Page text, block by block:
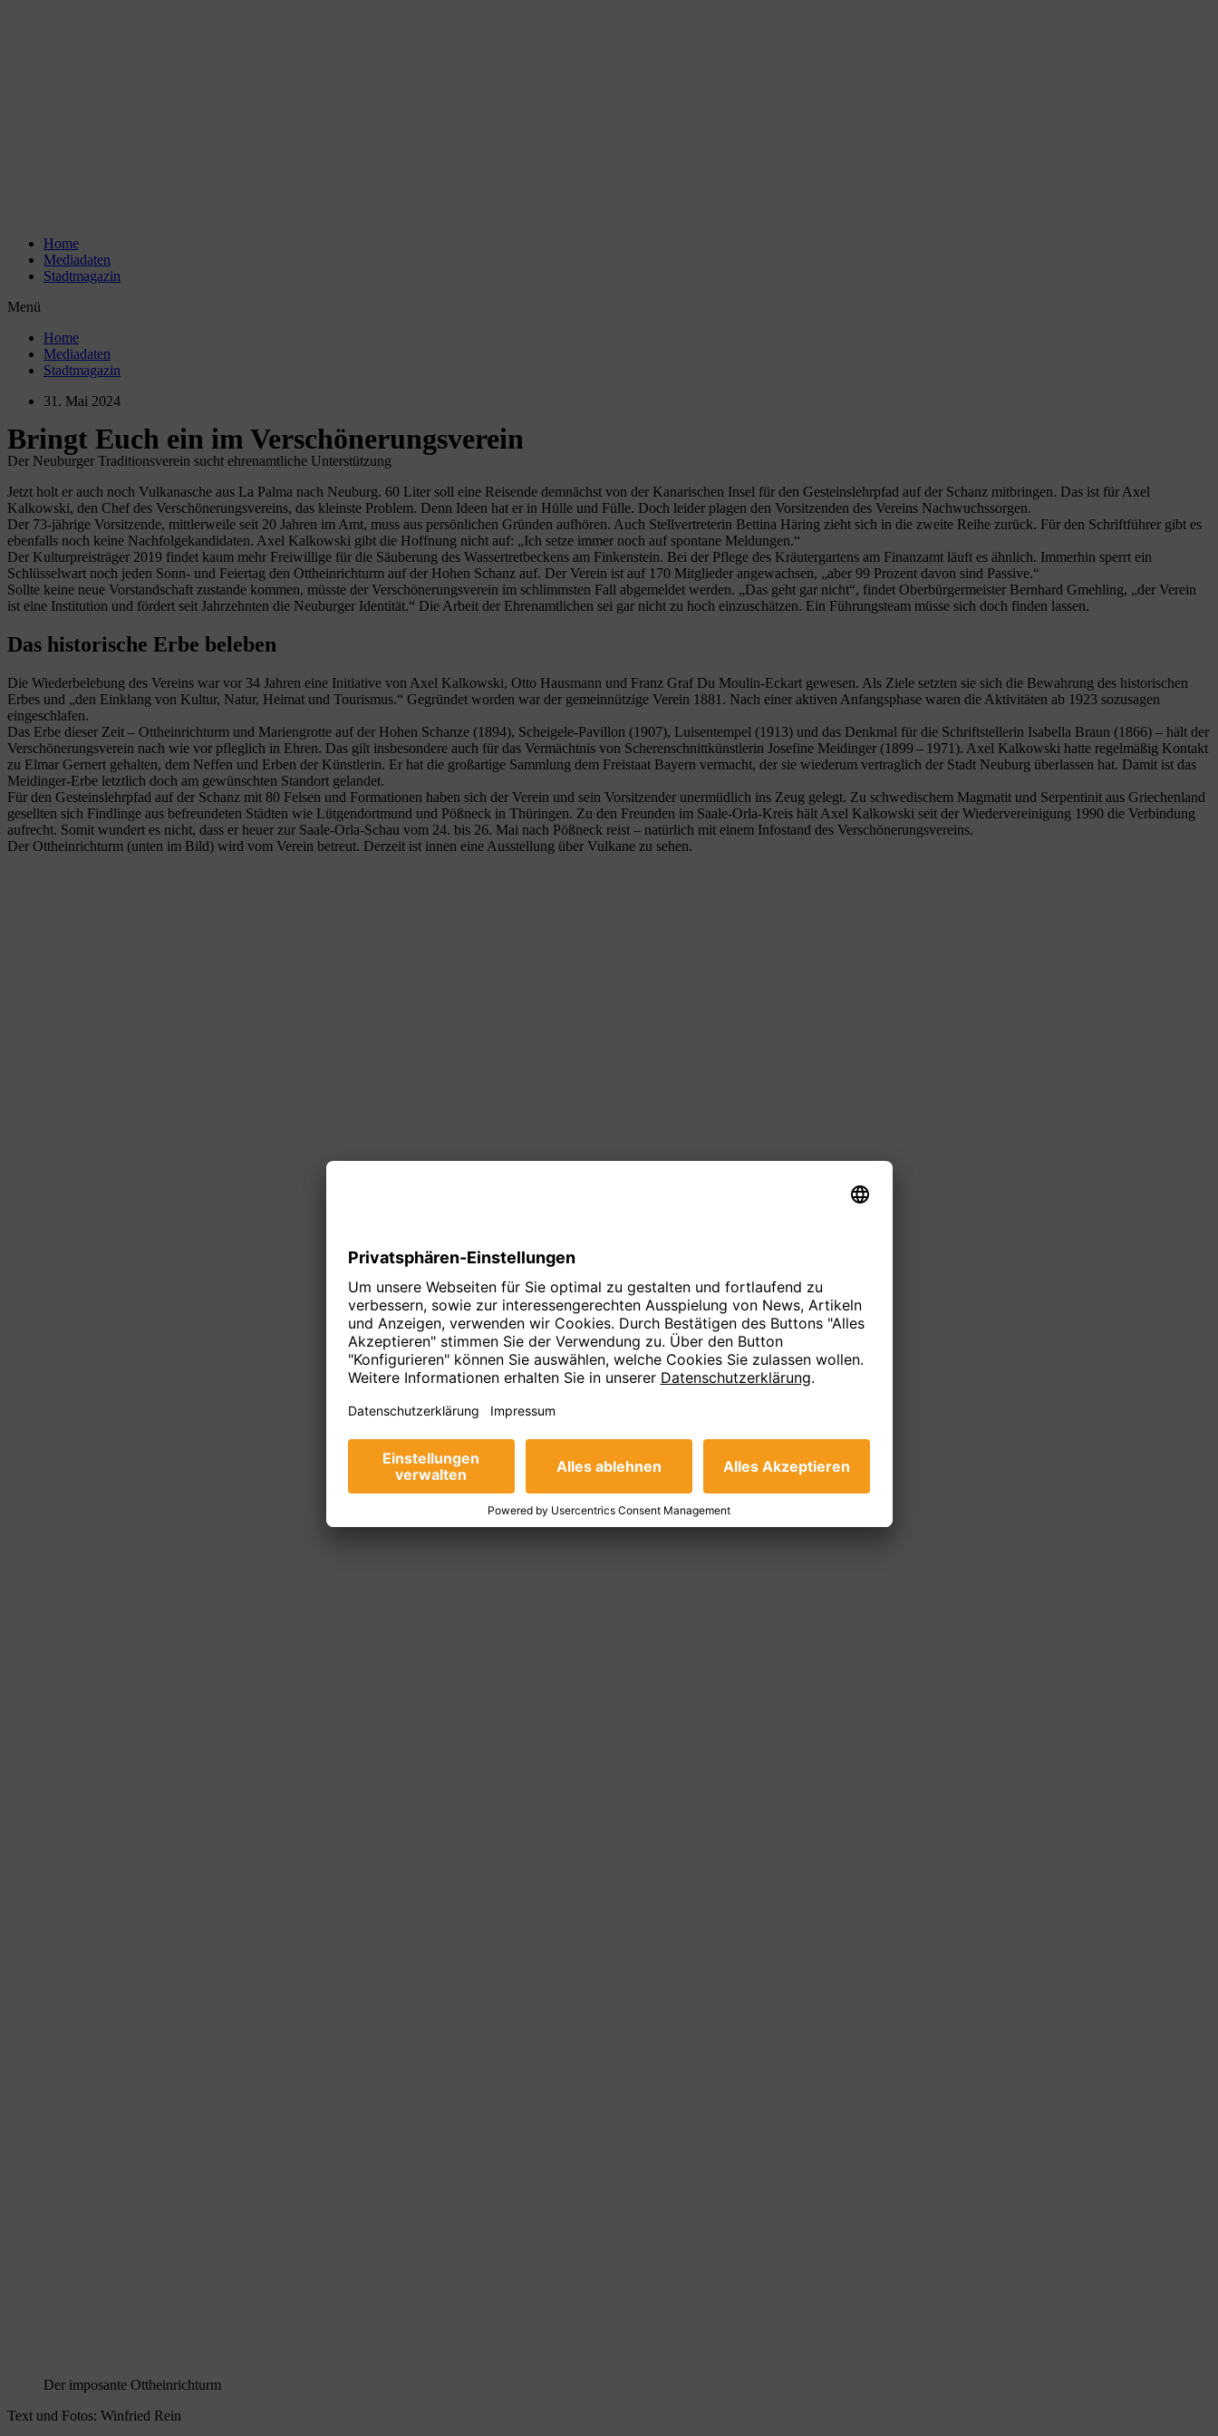
Home
Mediadaten
Stadtmagazin
Menü
Home
Mediadaten
Stadtmagazin
31. Mai 2024
Bringt Euch ein im Verschönerungsverein
Der Neuburger Traditionsverein sucht ehrenamtliche Unterstützung
Jetzt holt er auch noch Vulkanasche aus La Palma nach Neuburg. 60 Liter soll eine Reisende demnächst von der Kanarischen Insel für den Gesteinslehrpfad auf der Schanz mitbringen. Das ist für Axel
Kalkowski, den Chef des Verschönerungsvereins, das kleinste Problem. Denn Ideen hat er in Hülle und Fülle. Doch leider plagen den Vorsitzenden des Vereins Nachwuchssorgen.
Der 73-jährige Vorsitzende, mittlerweile seit 20 Jahren im Amt, muss aus persönlichen Gründen aufhören. Auch Stellvertreterin Bettina Häring zieht sich in die zweite Reihe zurück. Für den Schriftführer gibt es
ebenfalls noch keine Nachfolgekandidaten. Axel Kalkowski gibt die Hoffnung nicht auf: „Ich setze immer noch auf spontane Meldungen.“
Der Kulturpreisträger 2019 findet kaum mehr Freiwillige für die Säuberung des Wassertretbeckens am Finkenstein. Bei der Pflege des Kräutergartens am Finanzamt läuft es ähnlich. Immerhin sperrt ein
Schlüsselwart noch jeden Sonn- und Feiertag den Ottheinrichturm auf der Hohen Schanz auf. Der Verein ist auf 170 Mitglieder angewachsen, „aber 99 Prozent davon sind Passive.“
Sollte keine neue Vorstandschaft zustande kommen, müsste der Verschönerungsverein im schlimmsten Fall abgemeldet werden. „Das geht gar nicht“, findet Oberbürgermeister Bernhard Gmehling, „der Verein
ist eine Institution und fördert seit Jahrzehnten die Neuburger Identität.“ Die Arbeit der Ehrenamtlichen sei gar nicht zu hoch einzuschätzen. Ein Führungsteam müsse sich doch finden lassen.
Das historische Erbe beleben
Die Wiederbelebung des Vereins war vor 34 Jahren eine Initiative von Axel Kalkowski, Otto Hausmann und Franz Graf Du Moulin-Eckart gewesen. Als Ziele setzten sie sich die Bewahrung des historischen
Erbes und „den Einklang von Kultur, Natur, Heimat und Tourismus.“ Gegründet worden war der gemeinnützige Verein 1881. Nach einer aktiven Anfangsphase waren die Aktivitäten ab 1923 sozusagen
eingeschlafen.
Das Erbe dieser Zeit – Ottheinrichturm und Mariengrotte auf der Hohen Schanze (1894), Scheigele-Pavillon (1907), Luisentempel (1913) und das Denkmal für die Schriftstellerin Isabella Braun (1866) – hält der
Verschönerungsverein nach wie vor pfleglich in Ehren. Das gilt insbesondere auch für das Vermächtnis von Scherenschnittkünstlerin Josefine Meidinger (1899 – 1971). Axel Kalkowski hatte regelmäßig Kontakt
zu Elmar Gernert gehalten, dem Neffen und Erben der Künstlerin. Er hat die großartige Sammlung dem Freistaat Bayern vermacht, der sie wiederum vertraglich der Stadt Neuburg überlassen hat. Damit ist das
Meidinger-Erbe letztlich doch am gewünschten Standort gelandet.
Für den Gesteinslehrpfad auf der Schanz mit 80 Felsen und Formationen haben sich der Verein und sein Vorsitzender unermüdlich ins Zeug gelegt. Zu schwedischem Magmatit und Serpentinit aus Griechenland
gesellten sich Findlinge aus befreundeten Städten wie Lütgendortmund und Pößneck in Thüringen. Zu den Freunden im Saale-Orla-Kreis hält Axel Kalkowski seit der Wiedervereinigung 1990 die Verbindung
aufrecht. Somit wundert es nicht, dass er heuer zur Saale-Orla-Schau vom 24. bis 26. Mai nach Pößneck reist – natürlich mit einem Infostand des Verschönerungsvereins.
Der Ottheinrichturm (unten im Bild) wird vom Verein betreut. Derzeit ist innen eine Ausstellung über Vulkane zu sehen.
Der imposante Ottheinrichturm
Text und Fotos: Winfried Rein